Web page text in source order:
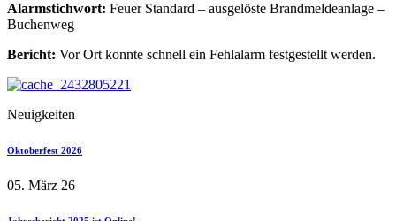
Alarmstichwort: Feuer Standard – ausgelöste Brandmeldeanlage –
Buchenweg
Bericht: Vor Ort konnte schnell ein Fehlalarm festgestellt werden.
Neuigkeiten
Oktoberfest 2026
05. März 26